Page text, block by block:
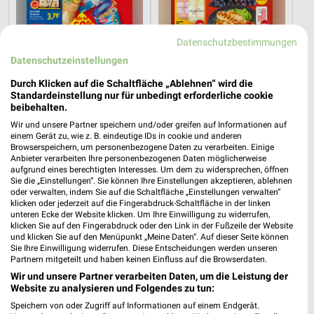
10,4 km
Angebote ab 10.08.
Gültig ab Mo. 10.08.
20,5 km
Angebote ab 03.08.
Noch morgen gültig
toom Baumarkt XXXLutz
Datenschutzbestimmungen
Datenschutzeinstellungen
Durch Klicken auf die Schaltfläche „Ablehnen“ wird die
Standardeinstellung nur für unbedingt erforderliche cookie
beibehalten.
Wir und unsere Partner speichern und/oder greifen auf Informationen auf
einem Gerät zu, wie z. B. eindeutige IDs in cookie und anderen
Browserspeichern, um personenbezogene Daten zu verarbeiten. Einige
Anbieter verarbeiten Ihre personenbezogenen Daten möglicherweise
aufgrund eines berechtigten Interesses. Um dem zu widersprechen, öffnen
Sie die „Einstellungen“. Sie können Ihre Einstellungen akzeptieren, ablehnen
oder verwalten, indem Sie auf die Schaltfläche „Einstellungen verwalten“
klicken oder jederzeit auf die Fingerabdruck-Schaltfläche in der linken
unteren Ecke der Website klicken. Um Ihre Einwilligung zu widerrufen,
klicken Sie auf den Fingerabdruck oder den Link in der Fußzeile der Website
und klicken Sie auf den Menüpunkt „Meine Daten“. Auf dieser Seite können
Sie Ihre Einwilligung widerrufen. Diese Entscheidungen werden unseren
Partnern mitgeteilt und haben keinen Einfluss auf die Browserdaten.
Wir und unsere Partner verarbeiten Daten, um die Leistung der
Website zu analysieren und Folgendes zu tun:
Speichern von oder Zugriff auf Informationen auf einem Endgerät.